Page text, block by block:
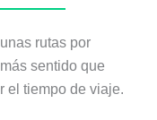
rutas por
sentido que
el tiempo de viaje.